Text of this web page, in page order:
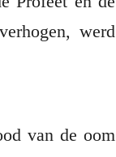
van de oom